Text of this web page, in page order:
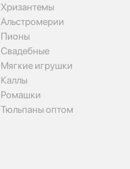
Хризантемы
Альстромерии
Пионы
Свадебные
Мягкие игрушки
Каллы
Ромашки
Тюльпаны оптом